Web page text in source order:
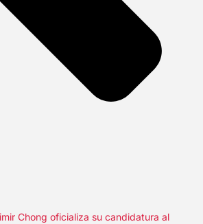
Chong oficializa su candidatura al